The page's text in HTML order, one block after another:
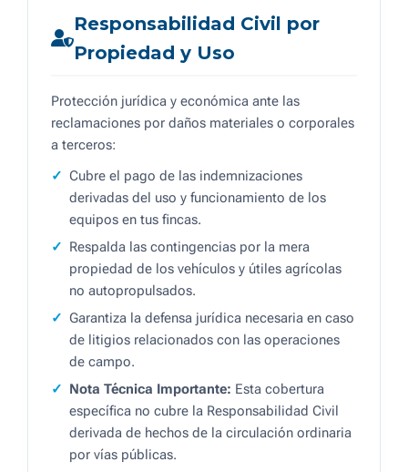
Responsabilidad Civil por
Propiedad y Uso
Protección jurídica y económica ante las
reclamaciones por daños materiales o corporales
a terceros:
Cubre el pago de las indemnizaciones
derivadas del uso y funcionamiento de los
equipos en tus fincas.
Respalda las contingencias por la mera
propiedad de los vehículos y útiles agrícolas
no autopropulsados.
Garantiza la defensa jurídica necesaria en caso
de litigios relacionados con las operaciones
de campo.
Nota Técnica Importante: Esta cobertura
específica no cubre la Responsabilidad Civil
derivada de hechos de la circulación ordinaria
por vías públicas.